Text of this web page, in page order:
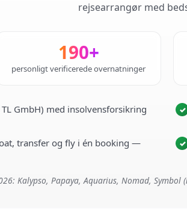
rejsearrangør med
190+
personligt verificerede overnatninger
GmbH) med insolvensforsikring ✓
transfer og fly i én booking —
✓
Kalypso, Papaya, Aquarius, Nomad,